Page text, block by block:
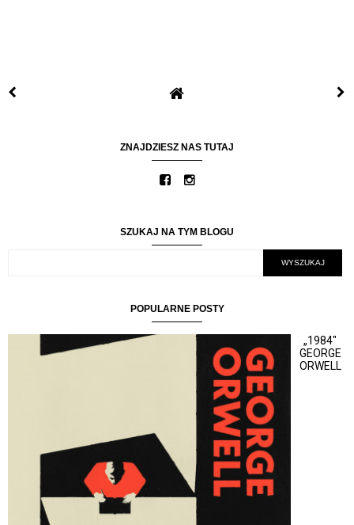
ZNAJDZIESZ NAS TUTAJ
SZUKAJ NA TYM BLOGU
POPULARNE POSTY
„1984"
GEORGE
ORWELL